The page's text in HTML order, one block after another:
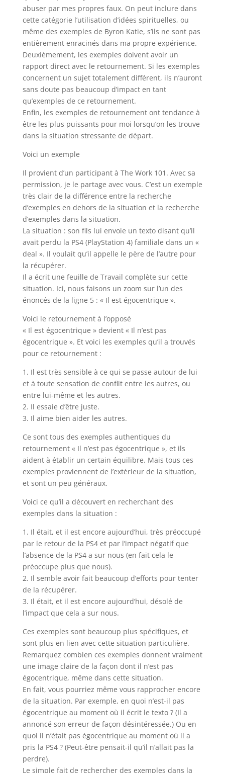
abuser par mes propres faux. On peut inclure dans
cette catégorie l’utilisation d’idées spirituelles, ou
même des exemples de Byron Katie, s’ils ne sont pas
entièrement enracinés dans ma propre expérience.
Deuxièmement, les exemples doivent avoir un
rapport direct avec le retournement. Si les exemples
concernent un sujet totalement différent, ils n’auront
sans doute pas beaucoup d’impact en tant
qu’exemples de ce retournement.
Enfin, les exemples de retournement ont tendance à
être les plus puissants pour moi lorsqu’on les trouve
dans la situation stressante de départ.
Voici un exemple
Il provient d’un participant à The Work 101. Avec sa
permission, je le partage avec vous. C’est un exemple
très clair de la différence entre la recherche
d’exemples en dehors de la situation et la recherche
d’exemples dans la situation.
La situation : son fils lui envoie un texto disant qu’il
avait perdu la PS4 (PlayStation 4) familiale dans un «
deal ». Il voulait qu’il appelle le père de l’autre pour
la récupérer.
Il a écrit une feuille de Travail complète sur cette
situation. Ici, nous faisons un zoom sur l’un des
énoncés de la ligne 5 : « Il est égocentrique ».
Voici le retournement à l’opposé
« Il est égocentrique » devient « Il n’est pas
égocentrique ». Et voici les exemples qu’il a trouvés
pour ce retournement :
1. Il est très sensible à ce qui se passe autour de lui
et à toute sensation de conflit entre les autres, ou
entre lui-même et les autres.
2. Il essaie d’être juste.
3. Il aime bien aider les autres.
Ce sont tous des exemples authentiques du
retournement « Il n’est pas égocentrique », et ils
aident à établir un certain équilibre. Mais tous ces
exemples proviennent de l’extérieur de la situation,
et sont un peu généraux.
Voici ce qu’il a découvert en recherchant des
exemples dans la situation :
1. Il était, et il est encore aujourd’hui, très préoccupé
par le retour de la PS4 et par l’impact négatif que
l’absence de la PS4 a sur nous (en fait cela le
préoccupe plus que nous).
2. Il semble avoir fait beaucoup d’efforts pour tenter
de la récupérer.
3. Il était, et il est encore aujourd’hui, désolé de
l’impact que cela a sur nous.
Ces exemples sont beaucoup plus spécifiques, et
sont plus en lien avec cette situation particulière.
Remarquez combien ces exemples donnent vraiment
une image claire de la façon dont il n’est pas
égocentrique, même dans cette situation.
En fait, vous pourriez même vous rapprocher encore
de la situation. Par exemple, en quoi n’est-il pas
égocentrique au moment où il écrit le texto ? (Il a
annoncé son erreur de façon désintéressée.) Ou en
quoi il n’était pas égocentrique au moment où il a
pris la PS4 ? (Peut-être pensait-il qu’il n’allait pas la
perdre).
Le simple fait de rechercher des exemples dans la